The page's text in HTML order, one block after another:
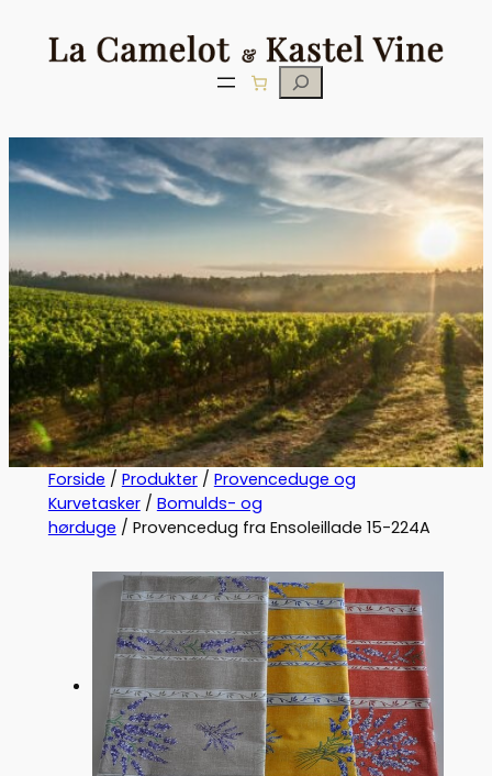
Søg
Forside / Produkter/ Provenceduge og
Kurvetasker/ Bomulds- og
hørduge / Provencedug fra Ensoleillade 15-224A